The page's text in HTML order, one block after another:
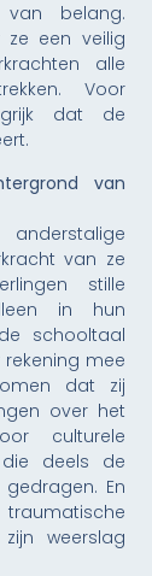
belang.
ze een veilig
alle
Voor
dat de
van
van ze
stille
in hun
schooltaal
mee
dat zij
over het
culturele
deels de
En
weerslag